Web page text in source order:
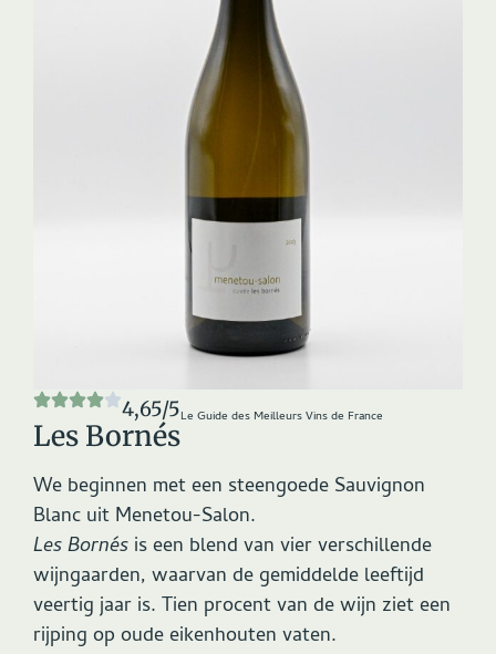
4,65/5Le Guide des Meilleurs Vins de France
Les Bornés
We beginnen met een steengoede Sauvignon
Blanc uit Menetou-Salon.
Les Bornés is een blend van vier verschillende
wijngaarden, waarvan de gemiddelde leeftijd
veertig jaar is. Tien procent van de wijn ziet een
rijping op oude eikenhouten vaten.